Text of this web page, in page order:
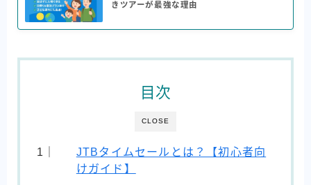
きツアーが最強な理由
CLOSE
目次
JTBタイムセールとは？【初心者向
けガイド】